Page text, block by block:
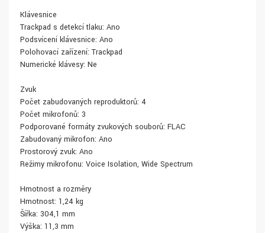
Klávesnice
Trackpad s detekcí tlaku: Ano
Podsvícení klávesnice: Ano
Polohovací zařízení: Trackpad
Numerické klávesy: Ne
Zvuk
Počet zabudovaných reproduktorů: 4
Počet mikrofonů: 3
Podporované formáty zvukových souborů: FLAC
Zabudovaný mikrofon: Ano
Prostorový zvuk: Ano
Režimy mikrofonu: Voice Isolation, Wide Spectrum
Hmotnost a rozměry
Hmotnost: 1,24 kg
Šířka: 304,1 mm
Výška: 11,3 mm